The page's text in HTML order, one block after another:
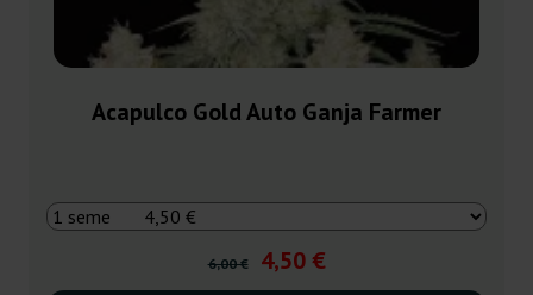
Acapulco Gold Auto Ganja Farmer
6,00 € 4,50 €